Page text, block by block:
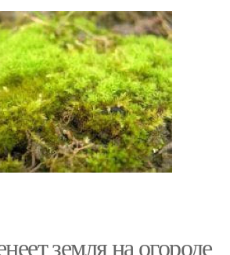
земля на огороде